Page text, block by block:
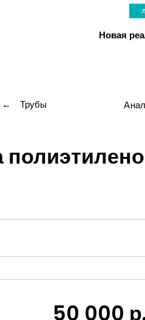
Новая
← Трубы
50 000